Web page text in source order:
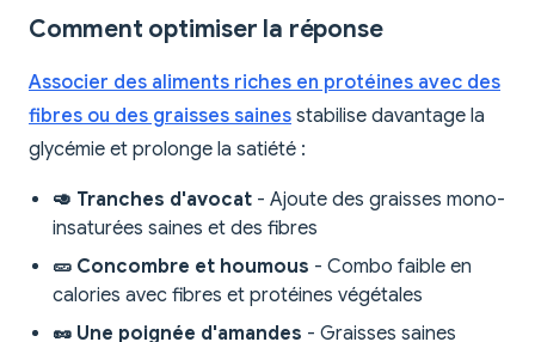
Comment optimiser la réponse
Associer des aliments riches en protéines avec des
fibres ou des graisses saines stabilise davantage la
glycémie et prolonge la satiété :
🥑 Tranches d'avocat - Ajoute des graisses mono-
insaturées saines et des fibres
🥒 Concombre et houmous - Combo faible en
calories avec fibres et protéines végétales
🥜 Une poignée d'amandes - Graisses saines